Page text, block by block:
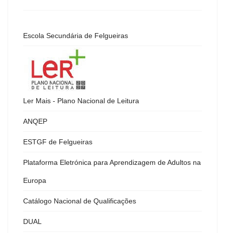
Escola Secundária de Felgueiras
Ler Mais - Plano Nacional de Leitura
ANQEP
ESTGF de Felgueiras
Plataforma Eletrónica para Aprendizagem de Adultos na
Europa
Catálogo Nacional de Qualificações
DUAL